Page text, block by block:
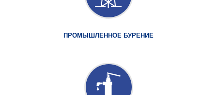
ПРОМЫШЛЕННОЕ БУРЕНИЕ